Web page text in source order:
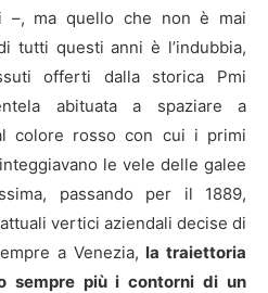
–, ma quello che non è mai
tutti questi anni è l’indubbia,
offerti dalla storica Pmi
abituata a spaziare a
colore rosso con cui i primi
le vele delle galee
passando per il 1889,
vertici aziendali decise di
a Venezia, la traiettoria
sempre più i contorni di un